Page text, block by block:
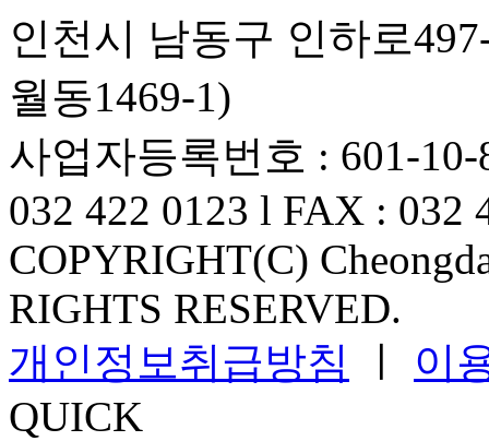
인천시 남동구 인하로
월동1469-1)
사업자등록번호 : 601-
032 422 0123 l FAX : 032
COPYRIGHT(C)
RIGHTS RESERVED.
개인정보취급방침
이
QUICK